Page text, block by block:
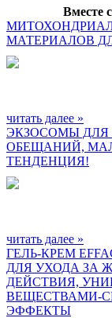
Вместе
МАТЕРИАЛОВ
читать далее »
ЭКЗОСОМЫ
ОБЕЩАНИЙ,
ТЕНДЕНЦИЯ!
читать далее »
ГЕЛЬ-КРЕМ
ДЛЯ УХОДА ЗА
ДЕЙСТВИЯ,
ВЕЩЕСТВАМИ-
ЭФФЕКТЫ